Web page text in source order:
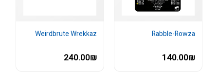
Rabble-Rowza
140.00₪
Weirdbrute Wrekkaz
240.00₪